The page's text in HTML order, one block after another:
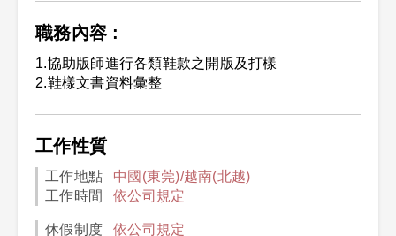
職務內容 :
1.協助版師進行各類鞋款之開版及打樣
2.鞋樣文書資料彙整
工作性質
工作地點
中國(東莞)/越南(北越)
工作時間
依公司規定
休假制度 依公司規定